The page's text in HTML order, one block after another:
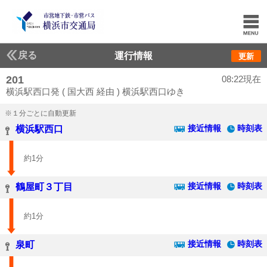
戻る 運行情報 更新
201
横浜駅西口発 ( 国大西 経由 ) 横浜駅西口ゆき
08:22現在
※１分ごとに自動更新
横浜駅西口 接近情報 時刻表
約1分
鶴屋町３丁目 接近情報 時刻表
約1分
泉町 接近情報 時刻表